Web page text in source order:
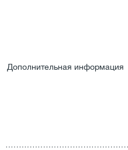
Дополнительная информация